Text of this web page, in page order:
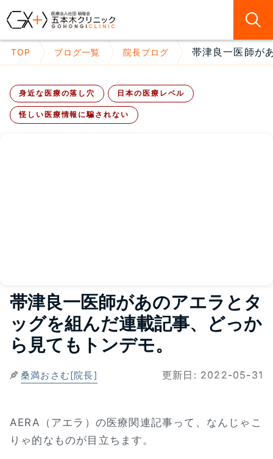
TOP ブログ一覧 院長ブログ 帯津良一医師が
身近な医療の落し穴 日本の医療レベル
怪しい医療情報に騙されない
帯津良一医師があのアエラとタ
ッグを組んだ連載記事、どっか
ら見てもトンデモ。
桑満おさむ[院長] 更新日: 2022-05-31
AERA（アエラ）の医療関連記事って、なんじゃこ
りゃ的なものが目立ちます。